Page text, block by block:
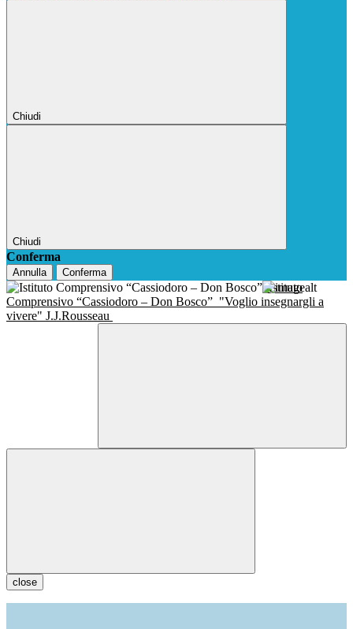
Chiudi
Chiudi
Conferma
Annulla Conferma
Istituto
Comprensivo “Cassiodoro – Don Bosco” "Voglio insegnargli a
vivere" J.J.Rousseau
close